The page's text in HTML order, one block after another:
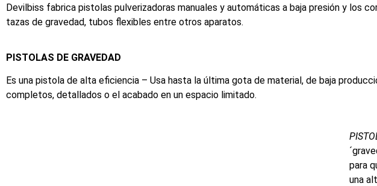
Devilbiss fabrica pistolas pulverizadoras manuales y automáticas a baja presión y los
tazas de gravedad, tubos flexibles entre otros aparatos.
PISTOLAS DE GRAVEDAD
Es una pistola de alta eficiencia – Usa hasta la última gota de material, de baja
completos, detallados o el acabado en un espacio limitado.
para
una